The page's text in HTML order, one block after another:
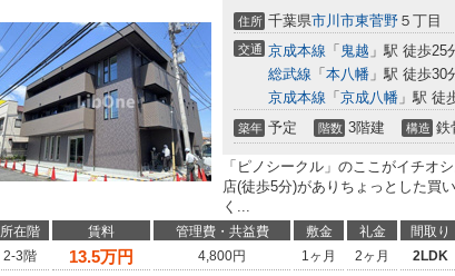
住所 千葉県市川市東菅野 ５丁目
交通 京成本線 「 鬼越 」駅 徒歩25
総武線 「 本八幡 」駅 徒歩30
京成本線 「 京成八幡 」駅 徒
築年 予定 階数 3階建 構造 鉄
「ピノシークル」のここがイチオ
店(徒歩5分)がありちょっとした買
く...
所在階 賃料 管理費・共益費 敷金 礼金 間取り
2-3階
13.5万円 4,800円 1ヶ月 2ヶ月 2LDK